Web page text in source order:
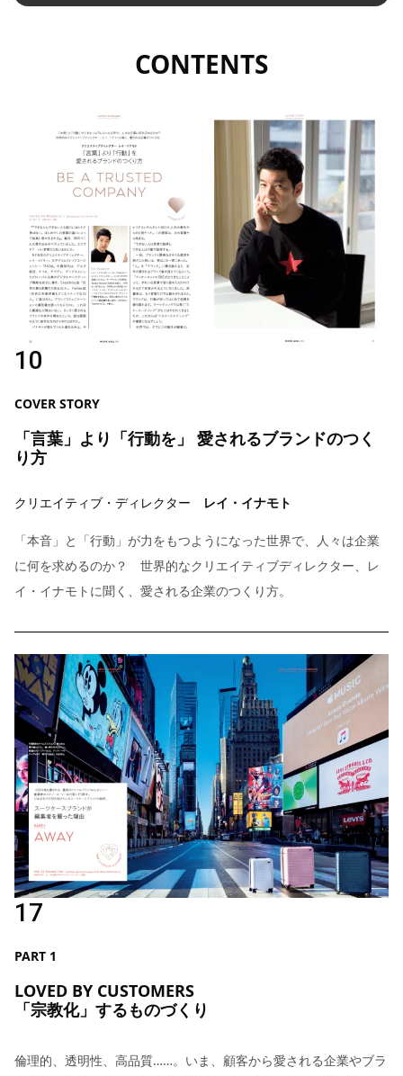
CONTENTS
10
COVER STORY
「言葉」より「行動を」 愛されるブランドのつく
り方
クリエイティブ・ディレクター レイ・イナモト
「本音」と「行動」が力をもつようになった世界で、人々は企業
に何を求めるのか？ 世界的なクリエイティブディレクター、レ
イ・イナモトに聞く、愛される企業のつくり方。
17
PART 1
LOVED BY CUSTOMERS
「宗教化」するものづくり
倫理的、透明性、高品質……。いま、顧客から愛される企業やブラ